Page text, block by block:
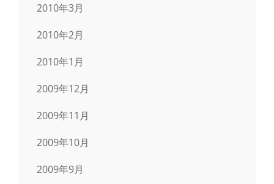
2010年3月
2010年2月
2010年1月
2009年12月
2009年11月
2009年10月
2009年9月